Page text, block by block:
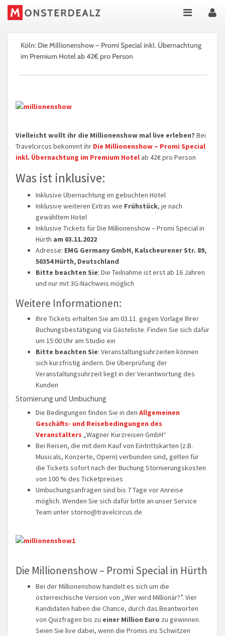
Köln: Die Millionenshow – Promi Special inkl. Übernachtung
im Premium Hotel ab 42€ pro Person
Vielleicht wollt ihr die Millionenshow mal live erleben? Bei
Travelcircus bekommt ihr Die Millionenshow – Promi Special
inkl. Übernachtung im Premium Hotel ab 42€ pro Person
Was ist inklusive:
Inklusive Übernachtung im gebuchten Hotel
Inklusive weiteren Extras wie Frühstück, je nach
gewähltem Hotel
Inklusive Tickets für Die Millionenshow – Promi Special in
Hürth am 03.11.2022
Adresse: EMG Germany GmbH, Kalscheurener Str. 89,
50354 Hürth, Deutschland
Bitte beachten Sie: Die Teilnahme ist erst ab 16 Jahren
und nur mit 3G-Nachweis möglich
Weitere Informationen:
Ihre Tickets erhalten Sie am 03.11. gegen Vorlage Ihrer
Buchungsbestätigung via Gästeliste. Finden Sie sich dafür
um 15:00 Uhr am Studio ein
Bitte beachten Sie: Veranstaltungsuhrzeiten können
sich kurzfristig ändern. Die Überprüfung der
Veranstaltungsuhrzeit liegt in der Verantwortung des
Kunden
Stornierung und Umbuchung
Die Bedingungen finden Sie in den Allgemeinen
Geschäfts- und Reisebedingungen des
Veranstalters „Wagner Kurzreisen GmbH“
Bei Reisen, die mit dem Kauf von Eintrittskarten (z.B.
Musicals, Konzerte, Opern) verbunden sind, gelten für
die Tickets sofort nach der Buchung Stornierungskosten
von 100 % des Ticketpreises
Umbuchungsanfragen sind bis 7 Tage vor Anreise
möglich. Wenden Sie sich dafür bitte an unser Service
Team unterstorno@travelcircus.de
Die Millionenshow – Promi Special in Hürth
Bei der Millionenshow handelt es sich um die
österreichische Version von „Wer wird Millionär?”. Vier
Kandidaten haben die Chance, durch das Beantworten
von Quizfragen bis zu einer Million Euro zu gewinnen.
Seien Sie live dabei, wenn die Promis ins Schwitzen